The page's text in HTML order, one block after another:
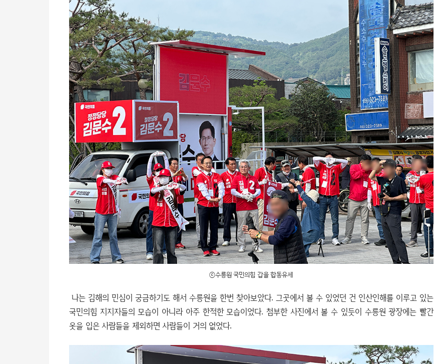
ⓒ수릉원 국민의힘 갑을 합동유세
나는 김해의 민심이 궁금하기도 해서 수릉원을 한번 찾아보았다. 그곳에서 볼 수 있었던 건 인산인해를 이루고 있는
국민의힘 지지자들의 모습이 아니라 아주 한적한 모습이었다. 첨부한 사진에서 볼 수 있듯이 수릉원 광장에는 빨간
옷을 입은 사람들을 제외하면 사람들이 거의 없었다.